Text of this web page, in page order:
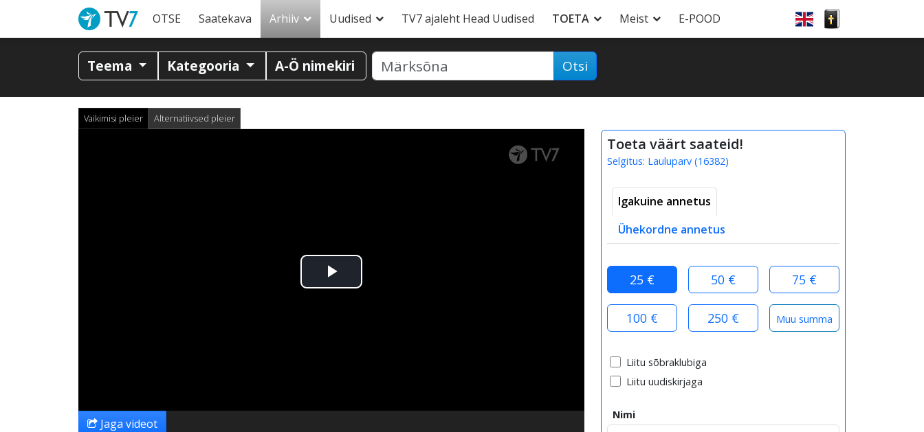
OTSE Saatekava Arhiiv Uudised TV7 ajaleht Head Uudised TOETA Meist E-POOD
Teema Kategooria A-Ö nimekiri Otsi
Vaikimisi pleier Alternatiivsed pleier
Esita
Jaga videot
Toeta väärt saateid!
Selgitus: Lauluparv (16382)
Igakuine annetus
Ühekordne annetus
25 € 50 € 75 €
100 € 250 €
Liitu sõbraklubiga
Liitu uudiskirjaga
Nimi